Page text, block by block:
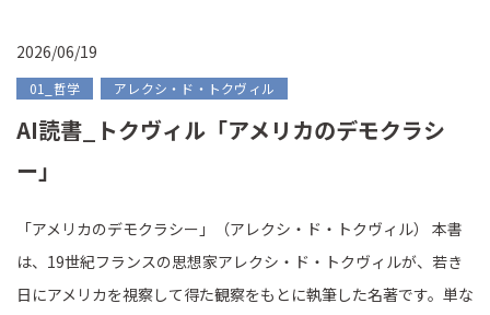
2026/06/19
01_哲学 アレクシ・ド・トクヴィル
AI読書_トクヴィル「アメリカのデモクラシ
ー」
「アメリカのデモクラシー」（アレクシ・ド・トクヴィル） 本書
は、19世紀フランスの思想家アレクシ・ド・トクヴィルが、若き
日にアメリカを視察して得た観察をもとに執筆した名著です。単な